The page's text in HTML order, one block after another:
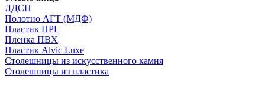
ЛДСП
Полотно АГТ (МДФ)
Пластик HPL
Пленка ПВХ
Пластик Alvic Luxe
Столешницы из искусственного камня
Столешницы из пластика